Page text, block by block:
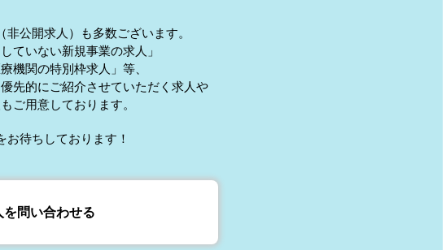
公開求人）も多数ございます。
ていない新規事業の求人」
機関の特別枠求人」等、
先的にご紹介させていただく求人や
ご用意しております。
お待ちしております！
を問い合わせる